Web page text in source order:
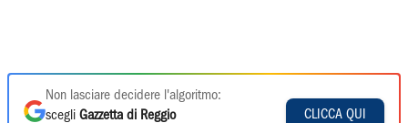
Non lasciare decidere l'algoritmo:
scegli Gazzetta di Reggio
CLICCA QUI